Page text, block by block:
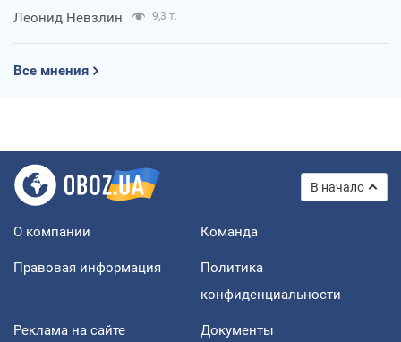
Леонид Невзлин 9,3 т.
Все мнения
В начало
О компании Команда
Правовая информация
Политика
конфиденциальности
Реклама на сайте Документы